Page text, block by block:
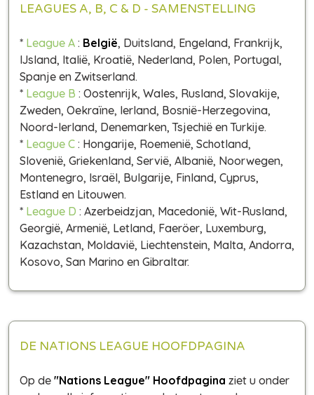
LEAGUES A, B, C & D - SAMENSTELLING
* League A : België, Duitsland, Engeland, Frankrijk,
IJsland, Italië, Kroatië, Nederland, Polen, Portugal,
Spanje en Zwitserland.
* League B : Oostenrijk, Wales, Rusland, Slovakije,
Zweden, Oekraïne, Ierland, Bosnië-Herzegovina,
Noord-Ierland, Denemarken, Tsjechië en Turkije.
* League C : Hongarije, Roemenië, Schotland,
Slovenië, Griekenland, Servië, Albanië, Noorwegen,
Montenegro, Israël, Bulgarije, Finland, Cyprus,
Estland en Litouwen.
* League D : Azerbeidzjan, Macedonië, Wit-Rusland,
Georgië, Armenië, Letland, Faeröer, Luxemburg,
Kazachstan, Moldavië, Liechtenstein, Malta, Andorra,
Kosovo, San Marino en Gibraltar.
DE NATIONS LEAGUE HOOFDPAGINA
Op de "Nations League" Hoofdpagina ziet u onder